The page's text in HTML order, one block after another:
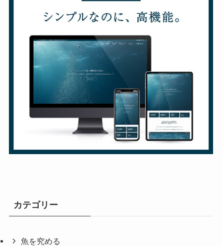
カテゴリー
魚を究める